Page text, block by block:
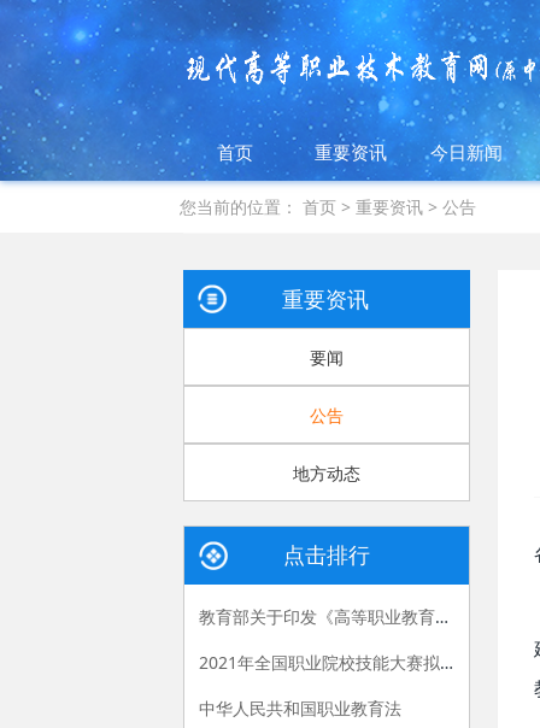
首页 重要资讯 今日新闻
您当前的位置：首页 >重要资讯 >公告
重要资讯
要闻
公告
地方动态
点击排行
教育部关于印发《高等职业教育创新发展行动计划（2015-2018年）》的通知
2021年全国职业院校技能大赛拟设赛项赛题 （高职组）
中华人民共和国职业教育法